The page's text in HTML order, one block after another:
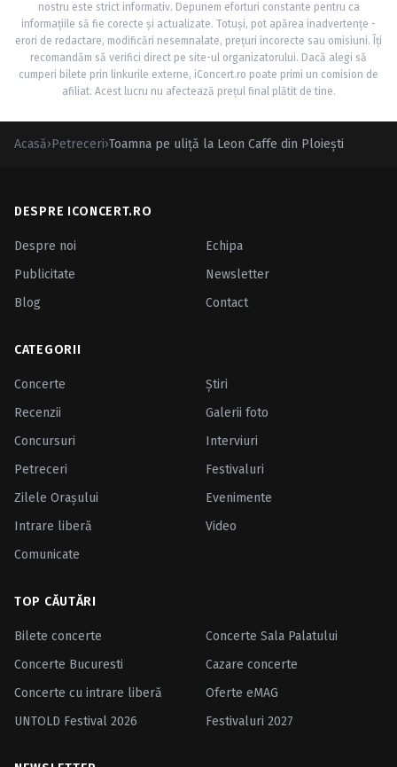
nostru este strict informativ. Depunem eforturi constante pentru ca
informațiile să fie corecte și actualizate. Totuși, pot apărea inadvertențe -
erori de redactare, modificări nesemnalate, prețuri incorecte sau omisiuni. Îți
recomandăm să verifici direct pe site-ul organizatorului. Dacă alegi să
cumperi bilete prin linkurile externe, iConcert.ro poate primi un comision de
afiliat. Acest lucru nu afectează prețul final plătit de tine.
Acasă›Petreceri›Toamna pe uliţă la Leon Caffe din Ploieşti
DESPRE ICONCERT.RO
Despre noi
Echipa
Publicitate
Newsletter
Blog
Contact
CATEGORII
Concerte
Ştiri
Recenzii
Galerii foto
Concursuri
Interviuri
Petreceri
Festivaluri
Zilele Oraşului
Evenimente
Intrare liberă
Video
Comunicate
TOP CĂUTĂRI
Bilete concerte
Concerte Sala Palatului
Concerte Bucuresti
Cazare concerte
Concerte cu intrare liberă
Oferte eMAG
UNTOLD Festival 2026
Festivaluri 2027